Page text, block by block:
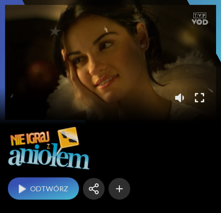
Nie igraj z aniołem
ODTWÓRZ